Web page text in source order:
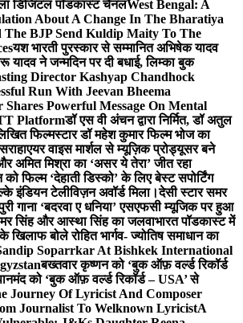
डिजिटल पॉडकास्ट चैनलWest Bengal: A
About A Change In The Bharatiya
BJP Send Kuldip Maity To The
यश भारती पुरस्कार से सम्मानित अभिषेक यादव
यादव ने जन्मदिन पर दी बधाई, लिम्का बुक
Director Kashyap Chandhock
Run With Jeevan Bheema
Powerful Message On Mental
Platformडॉ एस वी अंचन द्वारा निर्मित, डॉ अतुल
फिल्मस्टार डॉ महेश कुमार फिल्म भोज का
एयर वाइस मार्शल से म्यूज़िक प्रोड्यूसर बने
अमित मिश्रा का ‘असर ये तेरा’ जीत रहा
फिल्म ‘देहाती डिस्को’ के लिए बेस्ट सपोर्टिंग
इंडियन टेलीविज़न अवॉर्ड मिला।देसी स्टार समर
गाना ‘बदरवा ए धनिया’ एसएफसी म्यूजिक पर हुआ
सिंह और आस्था सिंह का जलवाभारत पॉडकास्ट में
बोले रोहित भार्गव- ज्योतिष समाधान का
Soparrkar At Bishkek International
बख्तवार कृष्णन को ‘बुक ऑफ़ वर्ल्ड रिकॉर्ड
को ‘बुक ऑफ़ वर्ल्ड रिकॉर्ड – USA’ से
Journey Of Lyricist And Composer
Journalist To Welknown LyricistA